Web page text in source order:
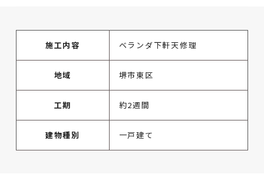
施工内容 ベランダ下軒天修理
地域 堺市東区
工期 約2週間
建物種別 一戸建て